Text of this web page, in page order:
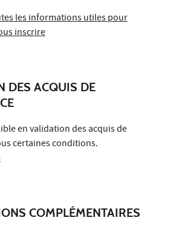
les informations utiles pour
inscrire
DES ACQUIS DE
en validation des acquis de
certaines conditions.
COMPLÉMENTAIRES